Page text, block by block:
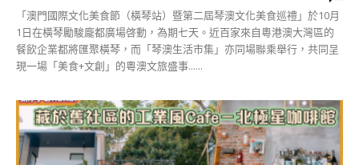
「澳門國際文化美食節（橫琴站）暨第二屆琴澳文化美食巡禮」於10月
1日在橫琴勵駿龐都廣場啓動，為期七天。近百家來自粵港澳大灣區的
餐飲企業都將匯聚橫琴，而「琴澳生活市集」亦同場聯乘舉行，共同呈
現一場「美食+文創」的粵澳文旅盛事......